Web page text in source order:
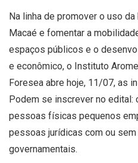
Na linha de promover o uso
Macaé e fomentar a
espaços públicos e o
e econômico, o Instituto
Foresea abre hoje, 11/07, as
Podem se inscrever no
pessoas físicas pequenos
pessoas jurídicas com ou
governamentais.